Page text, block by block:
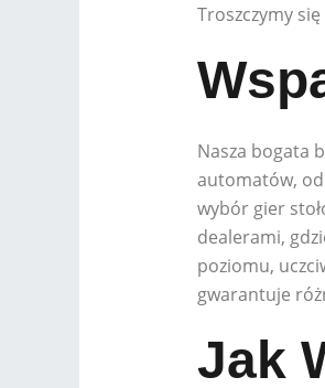
Troszczymy
Nasza bogata
automatów, od
wybór gier
dealerami,
poziomu,
gwarantuje
Jak